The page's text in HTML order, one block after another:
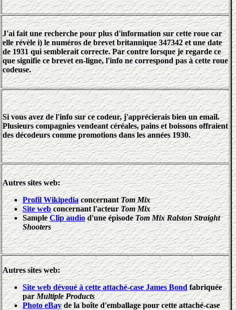
J'ai fait une recherche pour plus d'information sur cette roue car
elle révèle i) le numéros de brevet britannique 347342 et une date
de 1931 qui semblerait correcte. Par contre lorsque je regarde ce
que signifie ce brevet en-ligne, l'info ne correspond pas à cette roue
codeuse.
Si vous avez de l'info sur ce codeur, j'apprécierais bien un email.
Plusieurs compagnies vendeant céréales, pains et boissons offraient
des décodeurs comme promotions dans les années 1930.
Autres sites web:
Profil WikipediaconcernantTom Mix
Site webconcernant l'acteurTom Mix
SampleClip audiod'une épisodeTom Mix Ralston Straight
Shooters
Autres sites web:
Site web dévoué à cette attaché-case James Bondfabriquée
parMultiple Products
Photo eBayde la boîte d'emballage pour cette attaché-case